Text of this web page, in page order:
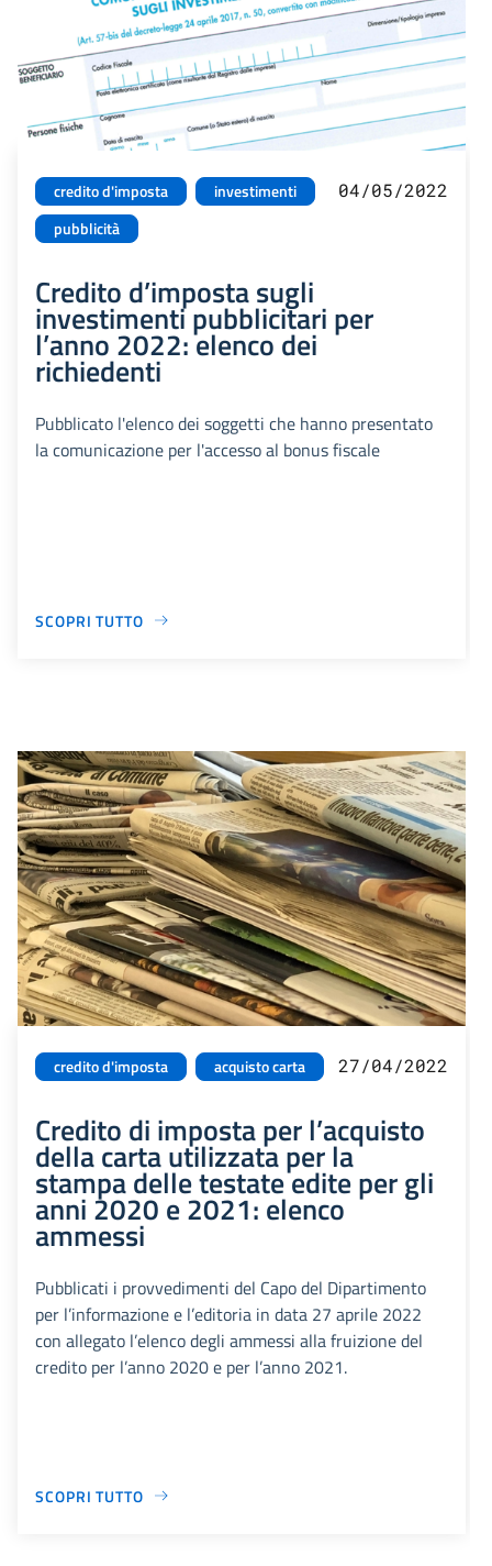
credito d'imposta
investimenti
pubblicità
04/05/2022
Credito d’imposta sugli
investimenti pubblicitari per
l’anno 2022: elenco dei
richiedenti
Pubblicato l'elenco dei soggetti che hanno presentato
la comunicazione per l'accesso al bonus fiscale
SCOPRI TUTTO
credito d'imposta acquisto carta 27/04/2022
Credito di imposta per l’acquisto
della carta utilizzata per la
stampa delle testate edite per gli
anni 2020 e 2021: elenco
ammessi
Pubblicati i provvedimenti del Capo del Dipartimento
per l’informazione e l’editoria in data 27 aprile 2022
con allegato l’elenco degli ammessi alla fruizione del
credito per l’anno 2020 e per l’anno 2021.
SCOPRI TUTTO